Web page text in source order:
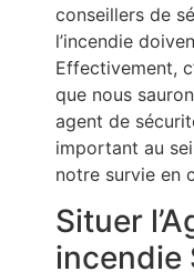
conseillers de
l’incendie
Effectivement,
que nous
agent de
important au
notre survie en
Situer
incendie